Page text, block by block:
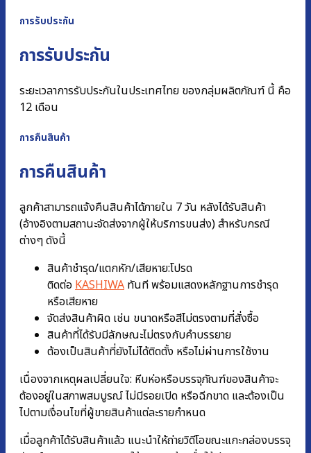
การรับประกัน
การรับประกัน
ระยะเวลาการรับประกันในประเทศไทย ของกลุ่มผลิตภัณฑ์ นี้ คือ
12 เดือน
การคืนสินค้า
การคืนสินค้า
ลูกค้าสามารถแจ้งคืนสินค้าได้ภายใน 7 วัน หลังได้รับสินค้า
(อ้างอิงตามสถานะจัดส่งจากผู้ให้บริการขนส่ง) สำหรับกรณี
ต่างๆ ดังนี้
สินค้าชำรุด/แตกหัก/เสียหาย:โปรด
ติดต่อ KASHIWA ทันที พร้อมแสดงหลักฐานการชํารุด
หรือเสียหาย
จัดส่งสินค้าผิด เช่น ขนาดหรือสีไม่ตรงตามที่สั่งซื้อ
สินค้าที่ได้รับมีลักษณะไม่ตรงกับคำบรรยาย
ต้องเป็นสินค้าที่ยังไม่ได้ติดตั้ง หรือไม่ผ่านการใช้งาน
เนื่องจากเหตุผลเปลี่ยนใจ: หีบห่อหรือบรรจุภัณฑ์ของสินค้าจะ
ต้องอยู่ในสภาพสมบูรณ์ ไม่มีรอยเปิด หรือฉีกขาด และต้องเป็น
ไปตามเงื่อนไขที่ผู้ขายสินค้าแต่ละรายกำหนด
เมื่อลูกค้าได้รับสินค้าแล้ว แนะนำให้ถ่ายวิดีโอขณะแกะกล่องบรรจุ